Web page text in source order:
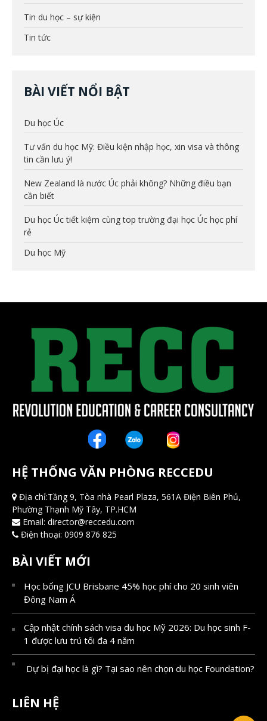
Tin du học – sự kiện
Tin tức
BÀI VIẾT NỔI BẬT
Du học Úc
Tư vấn du học Mỹ: Điều kiện nhập học, xin visa và thông
tin cần lưu ý!
New Zealand là nước Úc phải không? Những điều bạn
cần biết
Du học Úc tiết kiệm cùng top trường đại học Úc học phí
rẻ
Du học Mỹ
HỆ THỐNG VĂN PHÒNG RECCEDU
Địa chỉ:Tầng 9, Tòa nhà Pearl Plaza, 561A Điện Biên Phủ,
Phường Thạnh Mỹ Tây, TP.HCM
Email: director@reccedu.com
Điện thoại: 0909 876 825
BÀI VIẾT MỚI
Học bổng JCU Brisbane 45% học phí cho 20 sinh viên
Đông Nam Á
Cập nhật chính sách visa du học Mỹ 2026: Du học sinh F-
1 được lưu trú tối đa 4 năm
Dự bị đại học là gì? Tại sao nên chọn du học Foundation?
LIÊN HỆ